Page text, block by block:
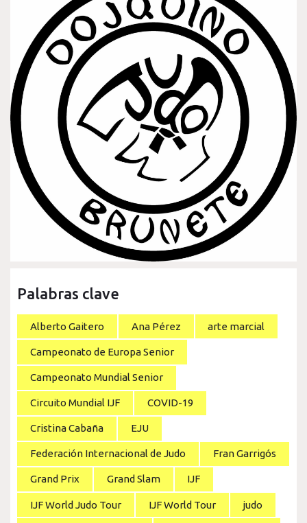
Palabras clave
Alberto Gaitero Ana Pérez arte marcial
Campeonato de Europa Senior
Campeonato Mundial Senior
Circuito Mundial IJF COVID-19
Cristina Cabaña EJU
Federación Internacional de Judo Fran Garrigós
Grand Prix Grand Slam IJF
IJF World Judo Tour IJF World Tour judo